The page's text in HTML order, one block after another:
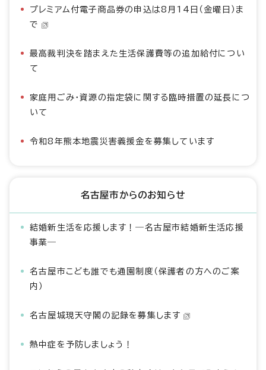
プレミアム付電子商品券の申込は8月14日（金曜日）ま
で
最高裁判決を踏まえた生活保護費等の追加給付につい
て
家庭用ごみ・資源の指定袋に関する臨時措置の延長につ
いて
令和8年熊本地震災害義援金を募集しています
名古屋市からのお知らせ
結婚新生活を応援します！―名古屋市結婚新生活応援
事業―
名古屋市こども誰でも通園制度（保護者の方へのご案
内）
名古屋城現天守閣の記録を募集します
熱中症を予防しましょう！